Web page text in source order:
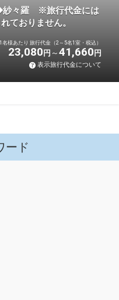
々羅 ※旅行代金には
ておりません。
名様あたり 旅行代金（2～5名1室・税込）
23,080 円 41,660 円
表示旅行代金について
ード